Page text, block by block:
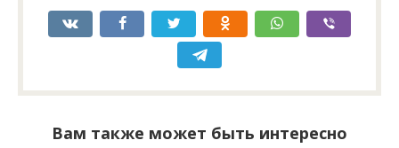
Вам также может быть интересно